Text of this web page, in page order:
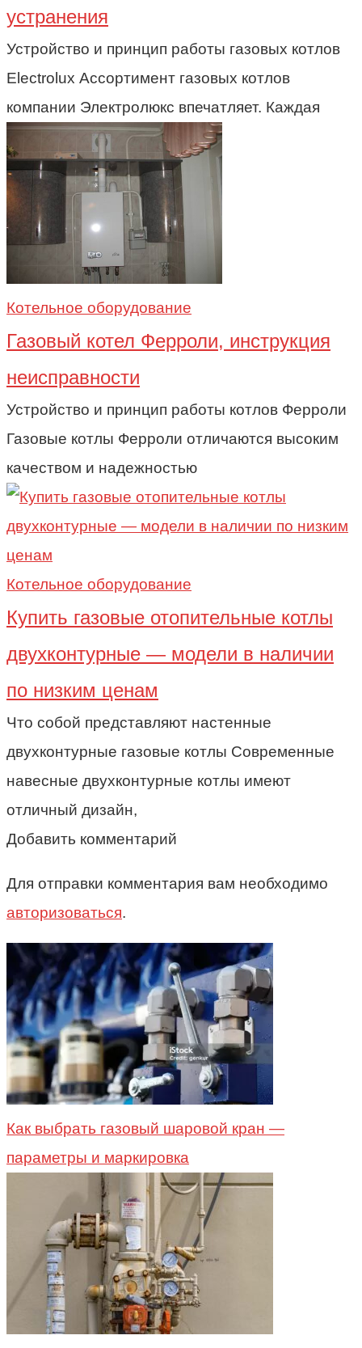
устранения
Устройство и принцип работы газовых котлов
Electrolux Ассортимент газовых котлов
компании Электролюкс впечатляет. Каждая
Котельное оборудование
Газовый котел Ферроли, инструкция
неисправности
Устройство и принцип работы котлов Ферроли
Газовые котлы Ферроли отличаются высоким
качеством и надежностью
Котельное оборудование
Купить газовые отопительные котлы
двухконтурные — модели в наличии
по низким ценам
Что собой представляют настенные
двухконтурные газовые котлы Современные
навесные двухконтурные котлы имеют
отличный дизайн,
Добавить комментарий
Для отправки комментария вам необходимо
авторизоваться.
Как выбрать газовый шаровой кран —
параметры и маркировка